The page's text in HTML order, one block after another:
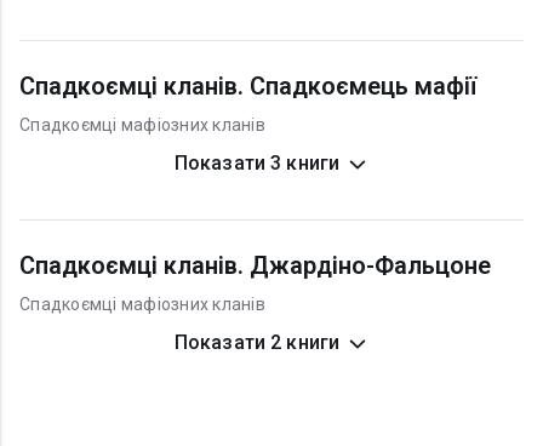
Спадкоємці кланів. Спадкоємець мафії
Спадкоємці мафіозних кланів
Показати 3 книги
Спадкоємці кланів. Джардіно-Фальцоне
Спадкоємці мафіозних кланів
Показати 2 книги